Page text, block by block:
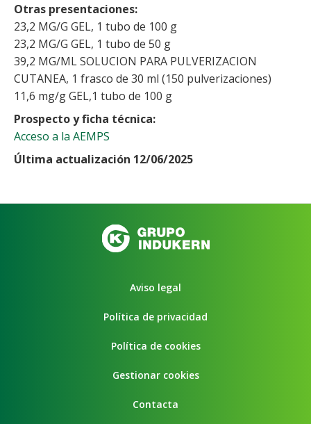
Otras presentaciones
23,2 MG/G GEL, 1 tubo de 100 g
23,2 MG/G GEL, 1 tubo de 50 g
39,2 MG/ML SOLUCION PARA PULVERIZACION
CUTANEA, 1 frasco de 30 ml (150 pulverizaciones)
11,6 mg/g GEL,1 tubo de 100 g
Prospecto y ficha técnica
Acceso a la AEMPS
Última actualización 12/06/2025
Aviso legal
Política de privacidad
Política de cookies
Gestionar cookies
Contacta